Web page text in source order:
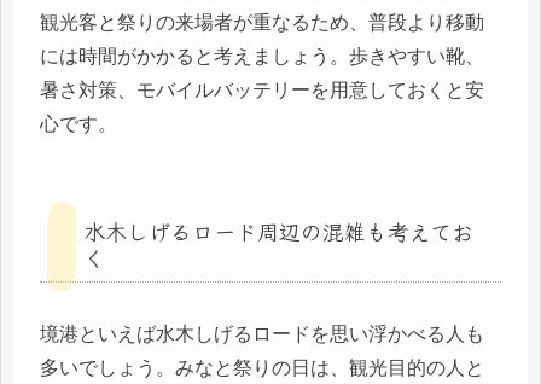
観光客と祭りの来場者が重なるため、普段より移動
には時間がかかると考えましょう。歩きやすい靴、
暑さ対策、モバイルバッテリーを用意しておくと安
心です。
水木しげるロード周辺の混雑も考えてお
く
境港といえば水木しげるロードを思い浮かべる人も
多いでしょう。みなと祭りの日は、観光目的の人と